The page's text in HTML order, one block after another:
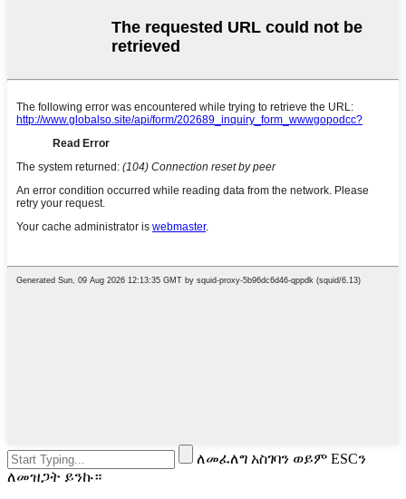
ለመፈለግ አስገባን ወይም ESCን
ለመዝጋት ይንኩ።